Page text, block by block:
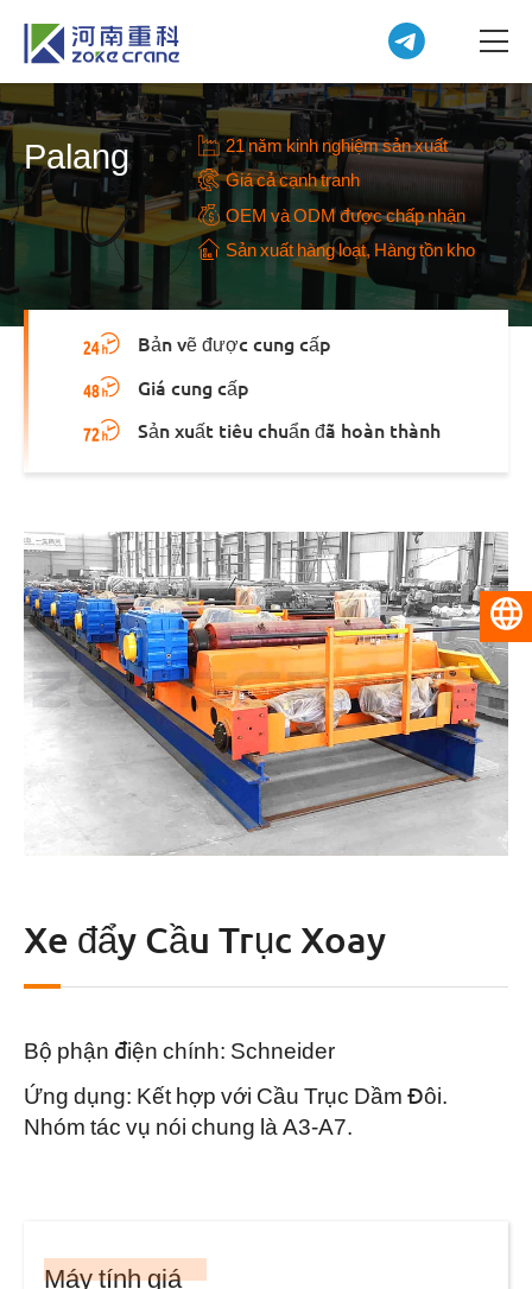
Palang
21 năm kinh nghiệm sản xuất
Giá cả cạnh tranh
OEM và ODM được chấp nhận
Sản xuất hàng loạt, Hàng tồn kho
Bản vẽ được cung cấp
Giá cung cấp
Sản xuất tiêu chuẩn đã hoàn thành
Xe đẩy Cầu Trục Xoay
Bộ phận điện chính: Schneider
Ứng dụng: Kết hợp với Cầu Trục Dầm Đôi.
Nhóm tác vụ nói chung là A3-A7.
Máy tính giá
Tiếng Việt